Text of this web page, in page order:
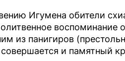
Игумена обители
воспоминание
из панигиров
и памятный